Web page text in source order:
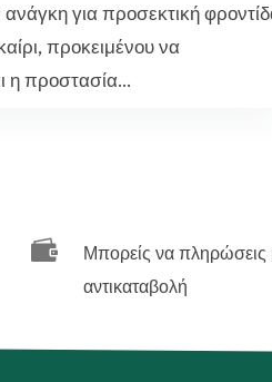
για προσεκτική
προκειμένου να
η προστασία...

Μπορείς να πληρώσεις
αντικαταβολή